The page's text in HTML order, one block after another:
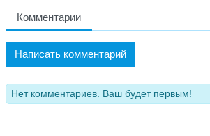
Комментарии
Написать комментарий
Нет комментариев. Ваш будет первым!